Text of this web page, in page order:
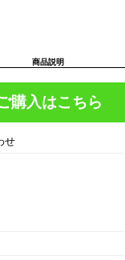
商品説明
購入はこちら
せ